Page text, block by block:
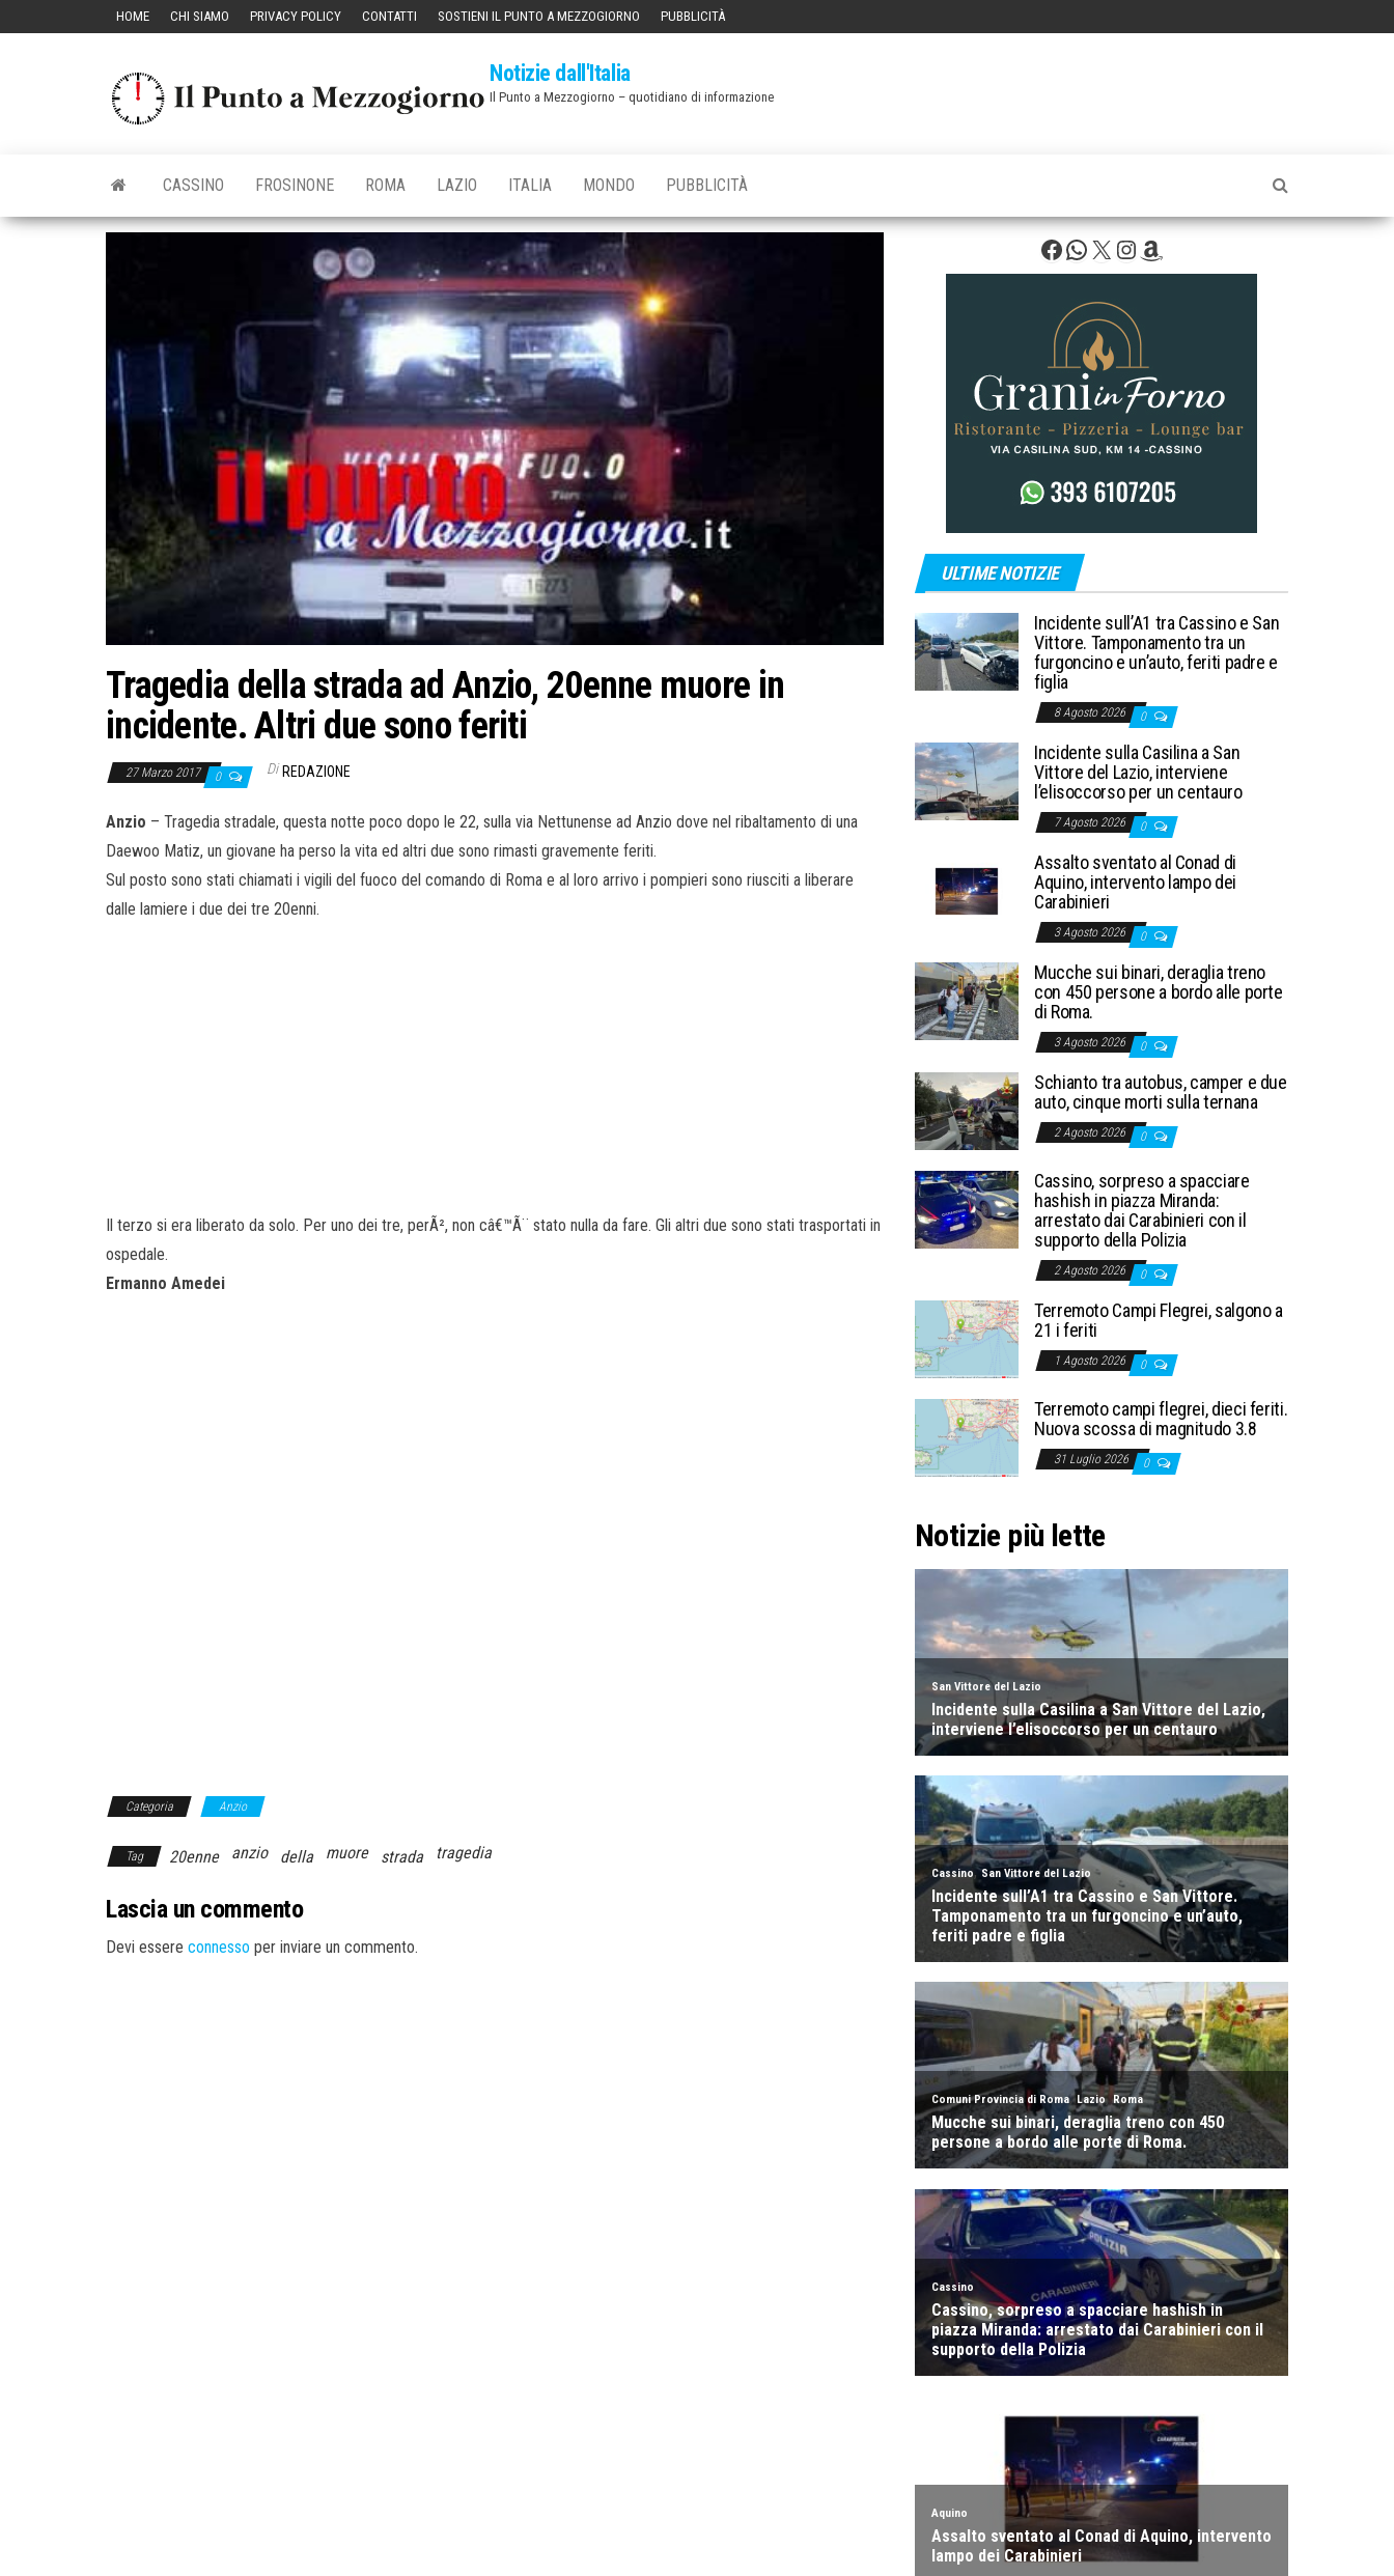
HOME CHI SIAMO PRIVACY POLICY CONTATTI SOSTIENI IL PUNTO A MEZZOGIORNO PUBBLICITÀ
Notizie dall'Italia
Il Punto a Mezzogiorno – quotidiano di informazione
CASSINO FROSINONE ROMA LAZIO ITALIA MONDO PUBBLICITÀ
Tragedia della strada ad Anzio, 20enne muore in
incidente. Altri due sono feriti
27 Marzo 2017 0 Di REDAZIONE
Anzio – Tragedia stradale, questa notte poco dopo le 22, sulla via Nettunense ad Anzio dove nel ribaltamento di una
Daewoo Matiz, un giovane ha perso la vita ed altri due sono rimasti gravemente feriti.
Sul posto sono stati chiamati i vigili del fuoco del comando di Roma e al loro arrivo i pompieri sono riusciti a liberare
dalle lamiere i due dei tre 20enni.
Il terzo si era liberato da solo. Per uno dei tre, perÃ², non câ€™Ã¨ stato nulla da fare. Gli altri due sono stati trasportati in
ospedale.
Ermanno Amedei
Categoria Anzio
Tag 20enne anzio della muore strada tragedia
Lascia un commento
Devi essere connesso per inviare un commento.
Facebook
WhatsApp
X Instagram
Amazon
ULTIME NOTIZIE
Incidente sull’A1 tra Cassino e San
Vittore. Tamponamento tra un
furgoncino e un’auto, feriti padre e
figlia
8 Agosto 2026 0
Incidente sulla Casilina a San
Vittore del Lazio, interviene
l’elisoccorso per un centauro
7 Agosto 2026 0
Assalto sventato al Conad di
Aquino, intervento lampo dei
Carabinieri
3 Agosto 2026 0
Mucche sui binari, deraglia treno
con 450 persone a bordo alle porte
di Roma.
3 Agosto 2026 0
Schianto tra autobus, camper e due
auto, cinque morti sulla ternana
2 Agosto 2026 0
Cassino, sorpreso a spacciare
hashish in piazza Miranda:
arrestato dai Carabinieri con il
supporto della Polizia
2 Agosto 2026 0
Terremoto Campi Flegrei, salgono a
21 i feriti
1 Agosto 2026 0
Terremoto campi flegrei, dieci feriti.
Nuova scossa di magnitudo 3.8
31 Luglio 2026 0
Notizie più lette